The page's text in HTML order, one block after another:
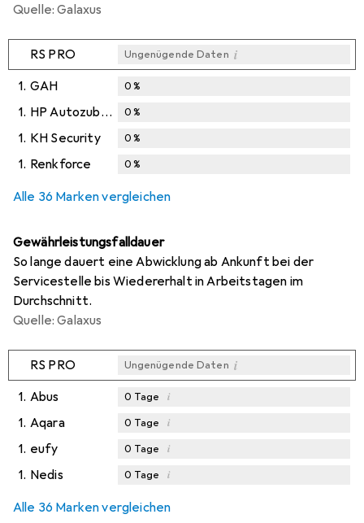
Quelle: Galaxus
RS PRO Ungenügende Daten i
1. GAH 0%
1. HP Autozubehör 0%
1. KH Security 0%
1. Renkforce 0%
Alle 36 Marken vergleichen
Gewährleistungsfalldauer
So lange dauert eine Abwicklung ab Ankunft bei der
Servicestelle bis Wiedererhalt in Arbeitstagen im
Durchschnitt.
Quelle: Galaxus
RS PRO Ungenügende Daten i
1. Abus 0 Tage i
1. Aqara 0 Tage i
1. eufy 0 Tage i
1. Nedis 0 Tage i
Alle 36 Marken vergleichen